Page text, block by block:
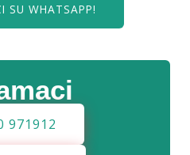
971912
SU WHATSAPP!